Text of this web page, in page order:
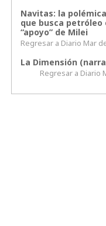
Navitas: la
que busca petróleo
“apoyo” de Milei
Regresar a Diario Mar
La Dimensión
Regresar a Diario